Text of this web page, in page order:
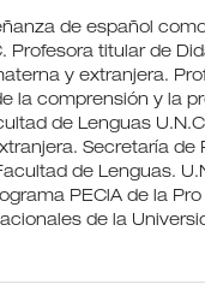
de español
Profesora titular de
y extranjera.
la comprensión y la
de Lenguas
Secretaría de
de Lenguas.
PEClA de la
de la